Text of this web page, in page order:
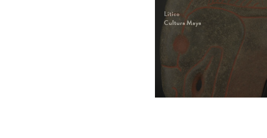
Lítico
Cultura Maya